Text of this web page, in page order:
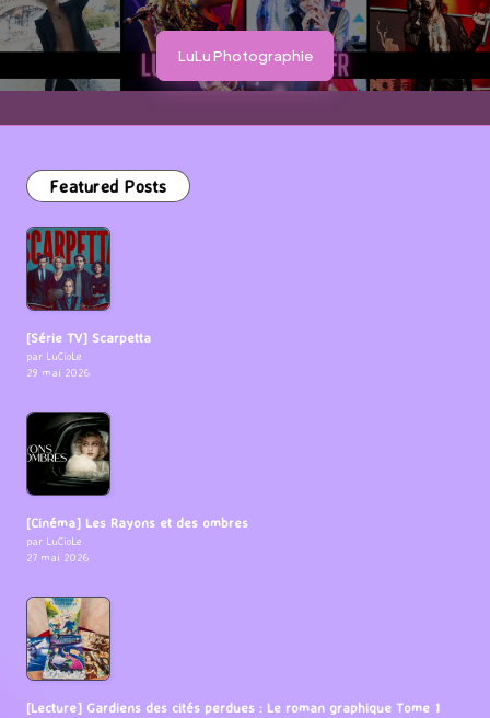
LuLu Photographie
Featured Posts
[Série TV] Scarpetta
par LuCioLe
29 mai 2026
[Cinéma] Les Rayons et des ombres
par LuCioLe
27 mai 2026
[Lecture] Gardiens des cités perdues : Le roman graphique Tome 1